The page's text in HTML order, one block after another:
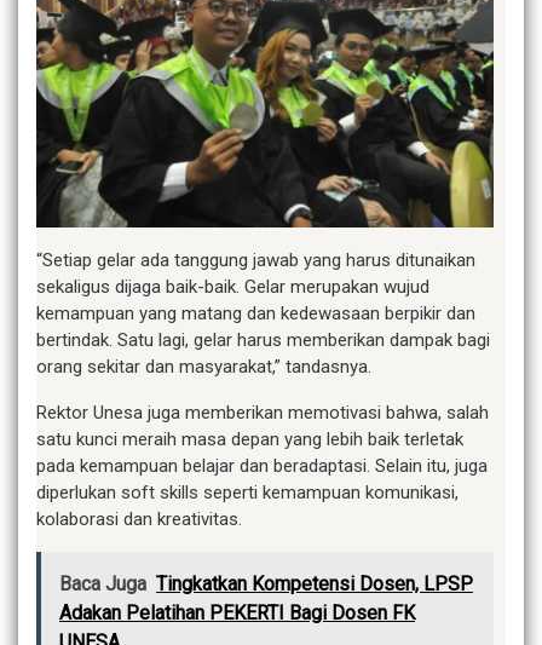
“Setiap gelar ada tanggung jawab yang harus ditunaikan
sekaligus dijaga baik-baik. Gelar merupakan wujud
kemampuan yang matang dan kedewasaan berpikir dan
bertindak. Satu lagi, gelar harus memberikan dampak bagi
orang sekitar dan masyarakat,” tandasnya.
Rektor Unesa juga memberikan memotivasi bahwa, salah
satu kunci meraih masa depan yang lebih baik terletak
pada kemampuan belajar dan beradaptasi. Selain itu, juga
diperlukan soft skills seperti kemampuan komunikasi,
kolaborasi dan kreativitas.
Baca Juga Tingkatkan Kompetensi Dosen, LPSP
Adakan Pelatihan PEKERTI Bagi Dosen FK